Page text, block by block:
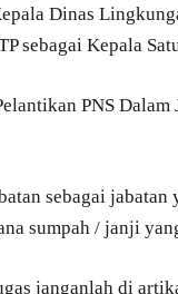
Dinas
sebagai Kepala
PNS
sebagai
sumpah / janji
janganlah di